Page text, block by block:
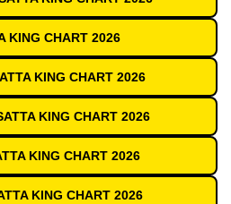
KING CHART 2026
KING CHART 2026
KING CHART 2026
KING CHART 2026
KING CHART 2026